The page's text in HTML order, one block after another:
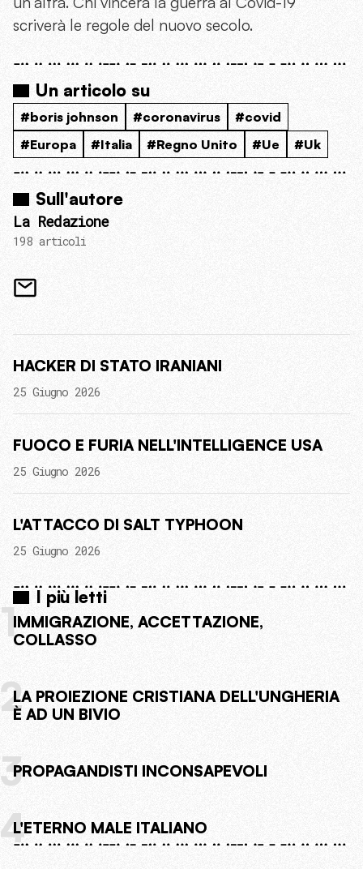
scriverà le regole del nuovo secolo.
Un articolo su
#boris johnson #coronavirus
#covid
#Europa
#Italia #Regno Unito #Ue #Uk
Sull'autore
La Redazione
198 articoli
HACKER DI STATO IRANIANI
25 Giugno 2026
FUOCO E FURIA NELL'INTELLIGENCE USA
25 Giugno 2026
L'ATTACCO DI SALT TYPHOON
25 Giugno 2026
I più letti
1IMMIGRAZIONE, ACCETTAZIONE,
COLLASSO
2LA PROIEZIONE CRISTIANA DELL'UNGHERIA
È AD UN BIVIO
3PROPAGANDISTI INCONSAPEVOLI
4L'ETERNO MALE ITALIANO